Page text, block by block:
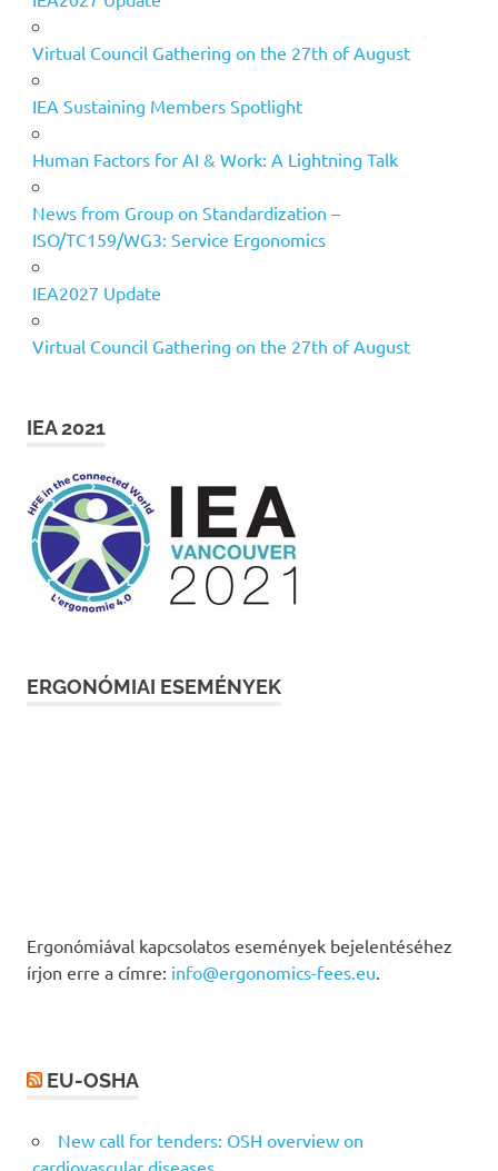
Virtual Council Gathering on the 27th of August
IEA Sustaining Members Spotlight
Human Factors for AI & Work: A Lightning Talk
News from Group on Standardization –
ISO/TC159/WG3: Service Ergonomics
IEA2027 Update
Virtual Council Gathering on the 27th of August
IEA 2021
ERGONÓMIAI ESEMÉNYEK
Ergonómiával kapcsolatos események bejelentéséhez
írjon erre a címre: info@ergonomics-fees.eu.
EU-OSHA
New call for tenders: OSH overview on